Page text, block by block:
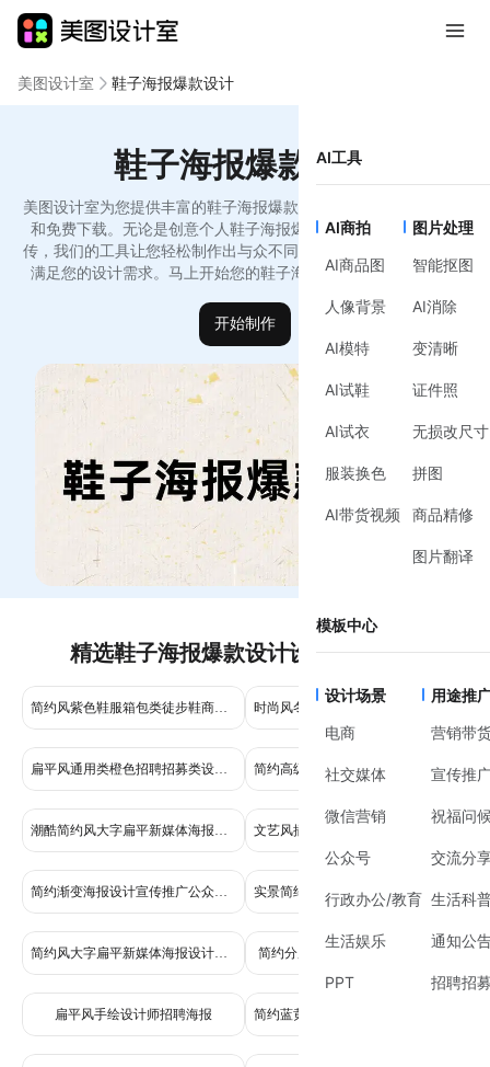
AI工具
AI商拍
AI商品图
人像背景
AI模特
AI试鞋
AI试衣
服装换色
AI带货视频
图片处理
智能抠图
AI消除
变清晰
证件照
无损改尺寸
拼图
商品精修
图片翻译
模板中心
设计场景
电商
社交媒体
微信营销
公众号
行政办公/教育
生活娱乐
PPT
用途推
营销带
宣传推
祝福问
交流分
生活科
通知公
招聘招
美图设计室 鞋子海报爆款设计
鞋子海报爆款设计
美图设计室为您提供丰富的鞋子海报爆款设计模板，支持在线编辑
和免费下载。无论是创意个人鞋子海报爆款设计模版还是品牌宣
传，我们的工具让您轻松制作出与众不同的设计作品，简洁高效，
满足您的设计需求。马上开始您的鞋子海报爆款设计创作之旅！
开始制作
精选鞋子海报爆款设计设计模板推荐
简约风紫色鞋服箱包类徒步鞋商品详情页
扁平风通用类橙色招聘招募类设计岗位手机全屏海报
潮酷简约风大字扁平新媒体海报设计干货分享小红书封面
简约渐变海报设计宣传推广公众号二维码
简约风大字扁平新媒体海报设计干货分享小红书封面
扁平风手绘设计师招聘海报
时尚风冬至节气营销鞋服箱包手机海报
简约高级感实景世界气象日月球宇航员海报设计比赛征稿手机海报
实景简约风家居家装棕色家居品牌宣传推广公众号内页海报
简约分广告传媒干货科普手机海报